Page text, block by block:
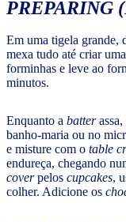
PREPARING
Em uma tigela grande,
mexa tudo até criar
forminhas e leve ao
minutos.
Enquanto a batterassa,
banho-maria ou no
e misture com o table
endureça, chegando
coverpelos cupcakes,
colher. Adicione os